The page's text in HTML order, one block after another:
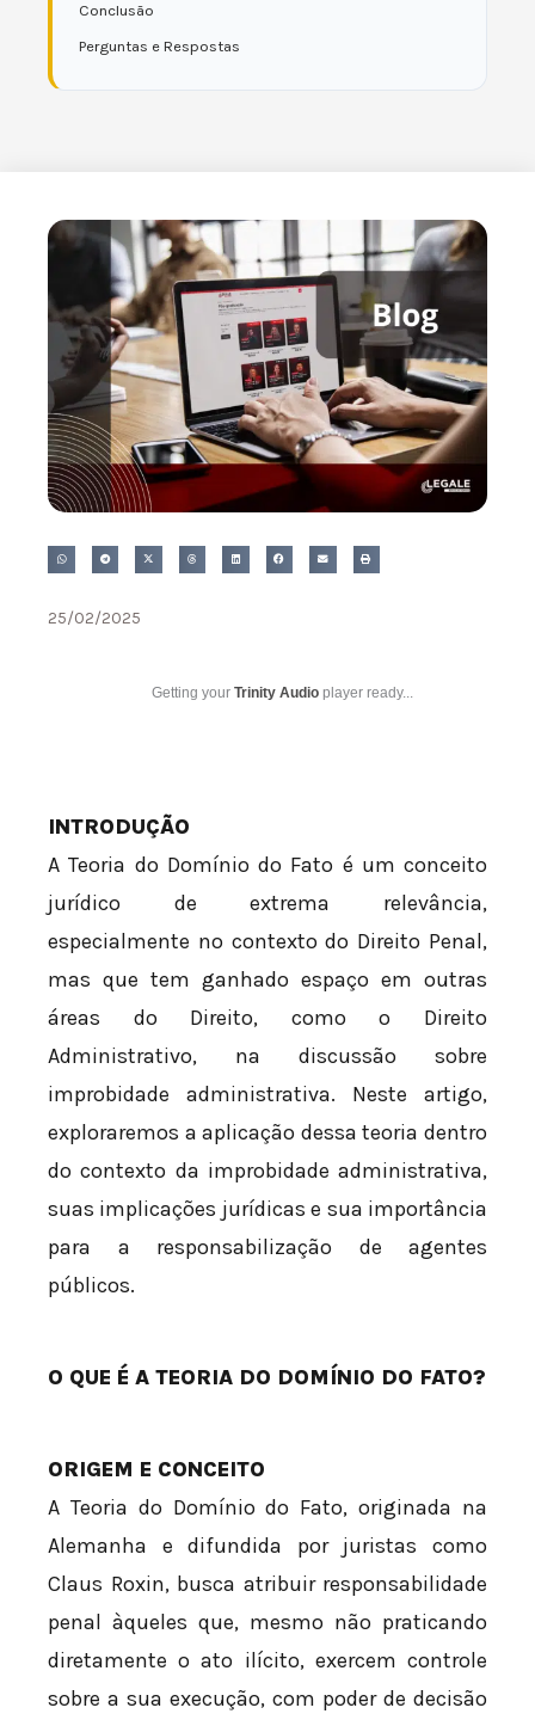
Conclusão
Perguntas e Respostas
25/02/2025
Getting your Trinity Audio player ready...
INTRODUÇÃO
A Teoria do Domínio do Fato é um conceito
jurídico de extrema relevância,
especialmente no contexto do Direito Penal,
mas que tem ganhado espaço em outras
áreas do Direito, como o Direito
Administrativo, na discussão sobre
improbidade administrativa. Neste artigo,
exploraremos a aplicação dessa teoria dentro
do contexto da improbidade administrativa,
suas implicações jurídicas e sua importância
para a responsabilização de agentes
públicos.
O QUE É A TEORIA DO DOMÍNIO DO FATO?
ORIGEM E CONCEITO
A Teoria do Domínio do Fato, originada na
Alemanha e difundida por juristas como
Claus Roxin, busca atribuir responsabilidade
penal àqueles que, mesmo não praticando
diretamente o ato ilícito, exercem controle
sobre a sua execução, com poder de decisão